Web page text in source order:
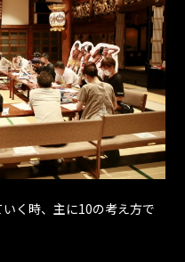
く時、主に10の考え方で